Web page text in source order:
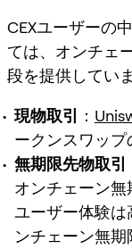
CEXユーザーの
ては、オンチェ
段を提供していま
現物取引 ：
ークンスワッ
無期限先物取引
オンチェーン無
ユーザー体験は
ンチェーン無